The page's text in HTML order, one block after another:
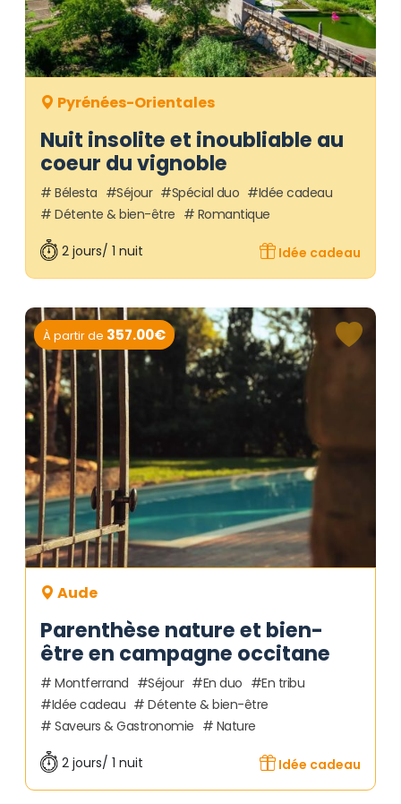
Nuit insolite et inoubliable au
coeur du vignoble
Pyrénées-Orientales
Bélesta Séjour Spécial duo
Idée cadeau
Détente & bien-être
Romantique
2 jours/ 1 nuit Idée cadeau
Parenthèse nature et bien-
être en campagne occitane
Aude
À partir de 357.00€
Montferrand Séjour En duo
En tribu
Idée cadeau
Détente & bien-être
Saveurs & Gastronomie
Nature
2 jours/ 1 nuit Idée cadeau